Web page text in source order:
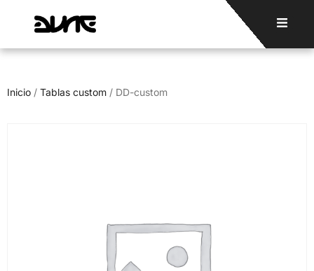
Inicio / Tablas custom / DD-custom